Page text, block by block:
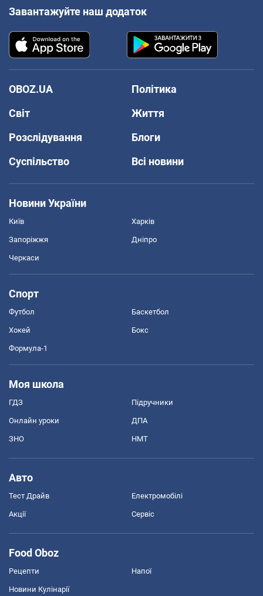
Завантажуйте наш додаток
OBOZ.UA
Політика
Світ
Життя
Розслідування
Блоги
Суспільство
Всі новини
Новини України
Київ Харків
Запоріжжя Дніпро
Черкаси
Спорт
Футбол Баскетбол
Хокей Бокс
Формула-1
Моя школа
ГДЗ Підручники
Онлайн уроки ДПА
ЗНО НМТ
Авто
Тест Драйв Електромобілі
Акції Сервіс
Food Oboz
Рецепти Напої
Новини Кулінарії